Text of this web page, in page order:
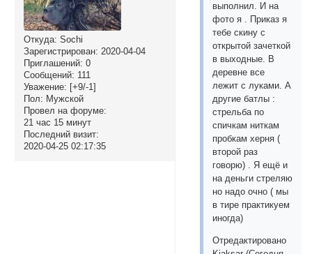
Откуда: Sochi
Зарегистрирован: 2020-04-04
Приглашений: 0
Сообщений: 111
Уважение: [+9/-1]
Пол: Мужской
Провел на форуме:
21 час 15 минут
Последний визит:
2020-04-25 02:17:35
выполнил. И на
фото я . Приказ я
тебе скину с
открытой зачеткой
в выходные. В
деревне все
лежит с луками. А
другие батлы :
стрельба по
спичкам ниткам
пробкам херня (
второй раз
говорю) . Я ещё и
на деньги стреляю
но надо очно ( мы
в тире практикуем
иногда)
Отредактировано